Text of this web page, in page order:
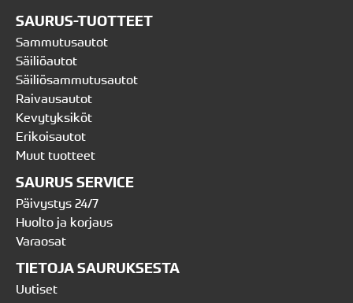
SAURUS-TUOTTEET
Sammutusautot
Säiliöautot
Säiliösammutusautot
Raivausautot
Kevytyksiköt
Erikoisautot
Muut tuotteet
SAURUS SERVICE
Päivystys 24/7
Huolto ja korjaus
Varaosat
TIETOJA SAURUKSESTA
Uutiset